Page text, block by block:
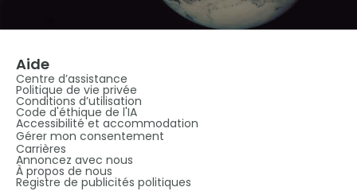
Aide
Centre d’assistance
Politique de vie privée
Conditions d’utilisation
Code d'éthique de l'IA
Accessibilité et accommodation
Gérer mon consentement
Carrières
Annoncez avec nous
À propos de nous
Registre de publicités politiques